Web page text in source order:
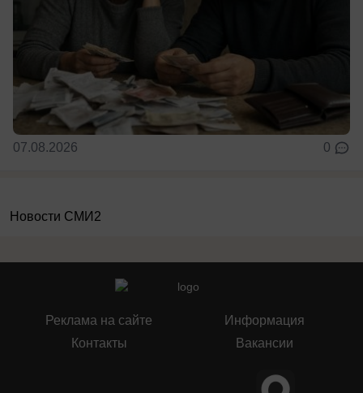
07.08.2026 0
Новости СМИ2
Реклама на сайте
Контакты
Информация
Вакансии